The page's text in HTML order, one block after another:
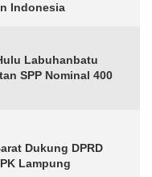
Indonesia
Labuhanbatu
SPP Nominal 400
Dukung DPRD
Lampung